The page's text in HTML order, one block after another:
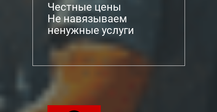
Честные цены
Не навязываем
ненужные услуги